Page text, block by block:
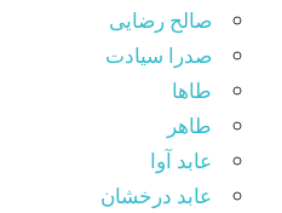
صالح رضایی
صدرا سیادت
طاها
طاهر
عابد آوا
عابد درخشان